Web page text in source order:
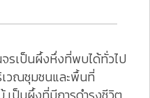
รเป็นผึ้งหึ่งที่พบได้ทั่วไป
เวณชุมชนและพื้นที่